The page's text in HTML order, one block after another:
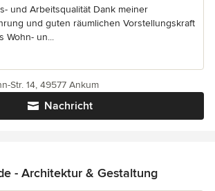
und Arbeitsqualität Dank meiner
und guten räumlichen Vorstellungskraft
Wohn- un...
Nachricht
Str. 14, 49577 Ankum
- Architektur & Gestaltung